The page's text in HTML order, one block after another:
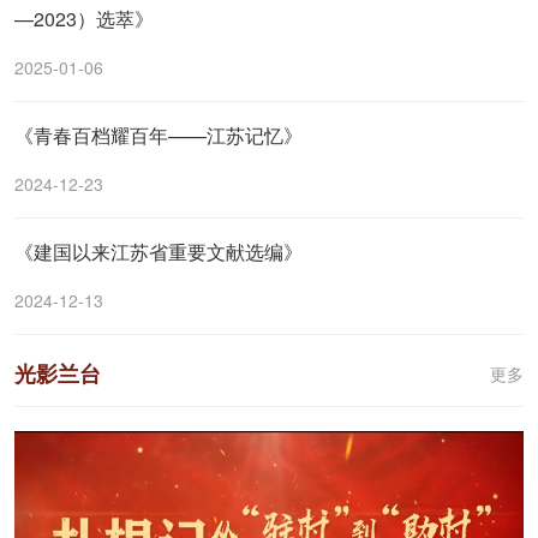
—2023）选萃》
2025-01-06
《青春百档耀百年——江苏记忆》
2024-12-23
《建国以来江苏省重要文献选编》
2024-12-13
光影兰台 更多